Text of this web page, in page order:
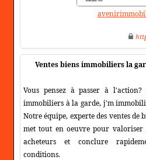
Ventes biens immobiliers la
Vous pensez à passer à
immobiliers à la garde, j'm
Notre équipe, experte des ventes
met tout en oeuvre pour
acheteurs et conclure
conditions.